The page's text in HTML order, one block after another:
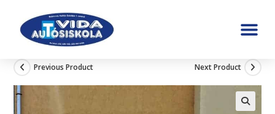
Previous Product Next Product